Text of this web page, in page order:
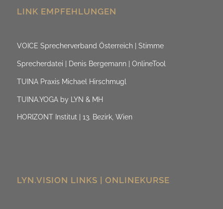
LINK EMPFEHLUNGEN
VOICE Sprecherverband Österreich | Stimme
Sprecherdatei | Denis Bergemann | OnlineTool
TUINA Praxis Michael Hirschmugl
TUINA.YOGA by LYN & MH
HORIZONT Institut | 13. Bezirk, Wien
LYN.VISION LINKS | ONLINEKURSE